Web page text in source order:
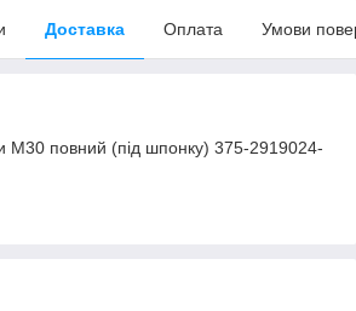
Доставка Оплата Умови
M30 повний (під шпонку) 375-2919024-